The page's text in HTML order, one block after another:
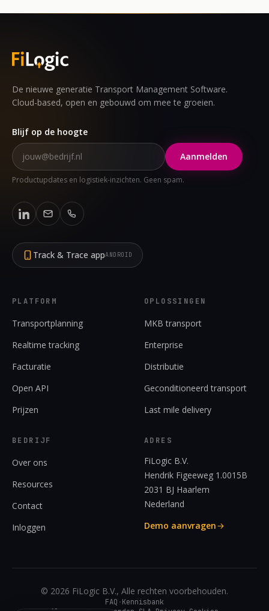
De nieuwe generatie Transport Management Software.
Cloud-based, open en gebouwd om mee te groeien.
Blijf op de hoogte
Aanmelden
Productupdates en logistiek-inzichten. Geen spam.
Track & Trace appANDROID
PLATFORM
Transportplanning
Realtime tracking
Facturatie
Open API
Prijzen
OPLOSSINGEN
MKB transport
Enterprise
Distributie
Geconditioneerd transport
Last mile delivery
BEDRIJF
Over ons
Resources
Contact
Inloggen
ADRES
FiLogic B.V.
Hendrik Figeeweg 1.0015B
2031 BJ Haarlem
Nederland
Demo aanvragen
© 2026 FiLogic B.V., Alle rechten voorbehouden.
FAQ ·Kennisbank